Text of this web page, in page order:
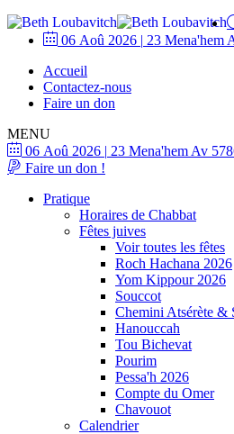
06 Aoû 2026 | 23 Mena'hem
Accueil
Contactez-nous
Faire un don
MENU
06 Aoû 2026 | 23 Mena'hem Av
Faire un don !
Pratique
Horaires de Chabbat
Fêtes juives
Voir toutes les fêtes
Roch Hachana 2026
Yom Kippour 2026
Souccot
Chemini Atsérète &
Hanouccah
Tou Bichevat
Pourim
Pessa'h 2026
Compte du Omer
Chavouot
Calendrier